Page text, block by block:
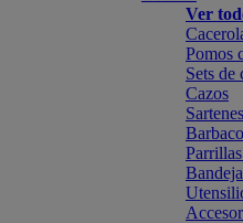
Ver
Pomos
Sets de
Cazos